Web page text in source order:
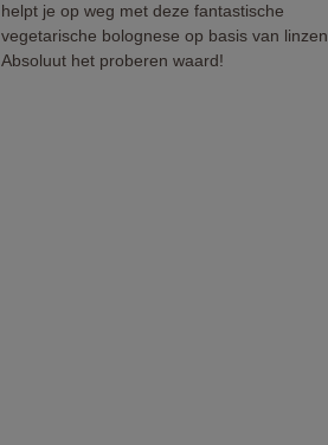
helpt je op weg met deze fantastische
vegetarische bolognese op basis van linzen.
Absoluut het proberen waard!